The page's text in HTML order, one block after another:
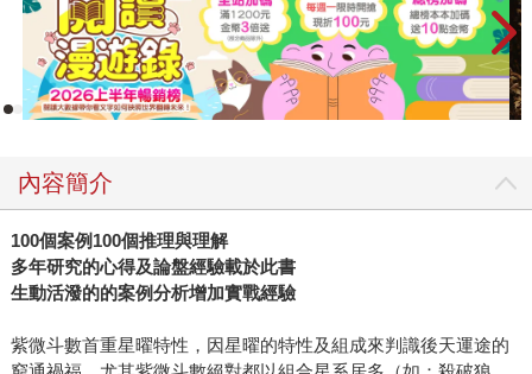
內容簡介
100個案例100個推理與理解
多年研究的心得及論盤經驗載於此書
生動活潑的的案例分析增加實戰經驗
紫微斗數首重星曜特性，因星曜的特性及組成來判識後天運途的